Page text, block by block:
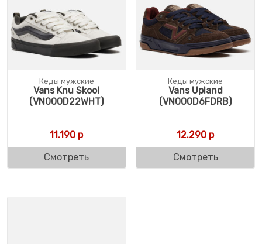
Кеды мужские
Vans Knu Skool
(VN000D22WHT)
11.190 р
Смотреть
Кеды мужские
Vans Upland
(VN000D6FDRB)
12.290 р
Смотреть